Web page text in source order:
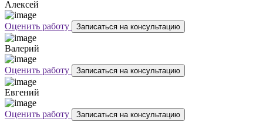
Алексей
Оценить работу Записаться на консультацию
Валерий
Оценить работу Записаться на консультацию
Евгений
Оценить работу Записаться на консультацию